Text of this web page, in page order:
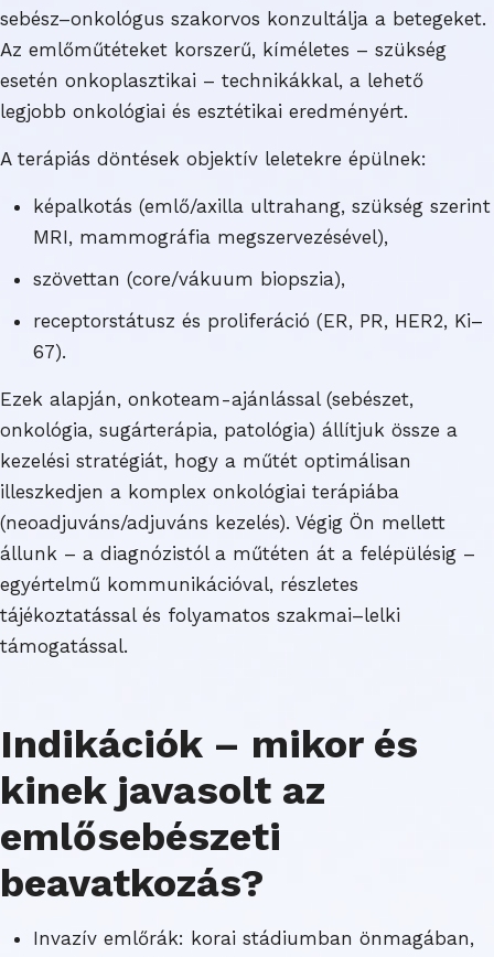
sebész–onkológus szakorvos konzultálja a betegeket.
Az emlőműtéteket korszerű, kíméletes – szükség
esetén onkoplasztikai – technikákkal, a lehető
legjobb onkológiai és esztétikai eredményért.
A terápiás döntések objektív leletekre épülnek:
képalkotás (emlő/axilla ultrahang, szükség szerint
MRI, mammográfia megszervezésével),
szövettan (core/vákuum biopszia),
receptorstátusz és proliferáció (ER, PR, HER2, Ki–
67).
Ezek alapján, onkoteam-ajánlással (sebészet,
onkológia, sugárterápia, patológia) állítjuk össze a
kezelési stratégiát, hogy a műtét optimálisan
illeszkedjen a komplex onkológiai terápiába
(neoadjuváns/adjuváns kezelés). Végig Ön mellett
állunk – a diagnózistól a műtéten át a felépülésig –
egyértelmű kommunikációval, részletes
tájékoztatással és folyamatos szakmai–lelki
támogatással.
Indikációk – mikor és
kinek javasolt az
emlősebészeti
beavatkozás?
Invazív emlőrák: korai stádiumban önmagában,